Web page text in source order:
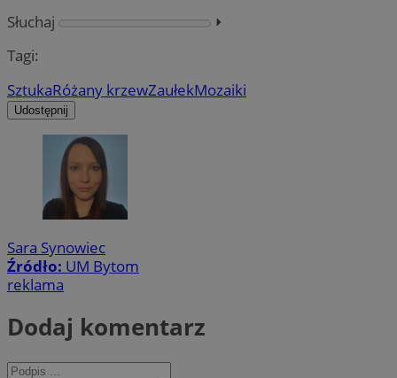
Słuchaj
⏵︎
Tagi:
SztukaRóżany krzewZaułekMozaiki
Udostępnij
Sara Synowiec
Źródło: UM Bytom
reklama
Dodaj komentarz